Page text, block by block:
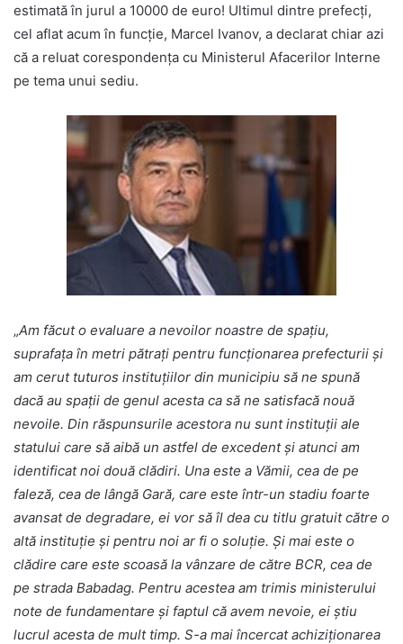
estimată în jurul a 10000 de euro! Ultimul dintre prefecţi,
cel aflat acum în funcţie, Marcel Ivanov, a declarat chiar azi
că a reluat corespondenţa cu Ministerul Afacerilor Interne
pe tema unui sediu.
„Am făcut o evaluare a nevoilor noastre de spaţiu,
suprafaţa în metri pătraţi pentru funcţionarea prefecturii şi
am cerut tuturos instituţiilor din municipiu să ne spună
dacă au spaţii de genul acesta ca să ne satisfacă nouă
nevoile. Din răspunsurile acestora nu sunt instituţii ale
statului care să aibă un astfel de excedent şi atunci am
identificat noi două clădiri. Una este a Vămii, cea de pe
faleză, cea de lângă Gară, care este într-un stadiu foarte
avansat de degradare, ei vor să îl dea cu titlu gratuit către o
altă instituţie şi pentru noi ar fi o soluţie. Şi mai este o
clădire care este scoasă la vânzare de către BCR, cea de
pe strada Babadag. Pentru acestea am trimis ministerului
note de fundamentare şi faptul că avem nevoie, ei ştiu
lucrul acesta de mult timp. S-a mai încercat achiziţionarea